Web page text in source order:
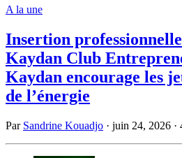
A la une
Insertion
Kaydan Club
Kaydan encourage les
de l’énergie
Par Sandrine Kouadjo · juin 24, 2026 ·